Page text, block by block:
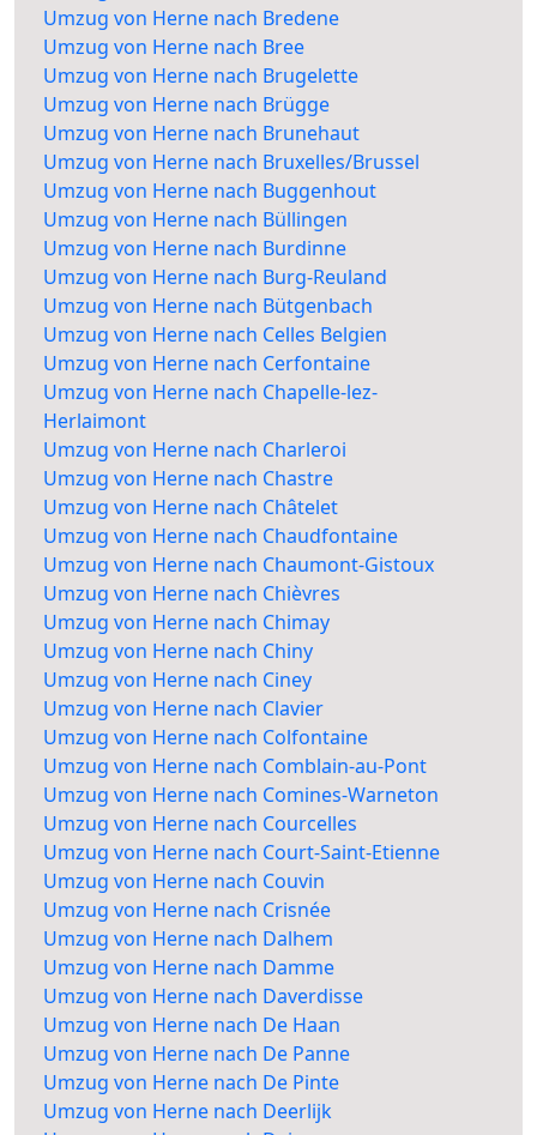
Umzug von Herne nach Bredene
Umzug von Herne nach Bree
Umzug von Herne nach Brugelette
Umzug von Herne nach Brügge
Umzug von Herne nach Brunehaut
Umzug von Herne nach Bruxelles/Brussel
Umzug von Herne nach Buggenhout
Umzug von Herne nach Büllingen
Umzug von Herne nach Burdinne
Umzug von Herne nach Burg-Reuland
Umzug von Herne nach Bütgenbach
Umzug von Herne nach Celles Belgien
Umzug von Herne nach Cerfontaine
Umzug von Herne nach Chapelle-lez-
Herlaimont
Umzug von Herne nach Charleroi
Umzug von Herne nach Chastre
Umzug von Herne nach Châtelet
Umzug von Herne nach Chaudfontaine
Umzug von Herne nach Chaumont-Gistoux
Umzug von Herne nach Chièvres
Umzug von Herne nach Chimay
Umzug von Herne nach Chiny
Umzug von Herne nach Ciney
Umzug von Herne nach Clavier
Umzug von Herne nach Colfontaine
Umzug von Herne nach Comblain-au-Pont
Umzug von Herne nach Comines-Warneton
Umzug von Herne nach Courcelles
Umzug von Herne nach Court-Saint-Etienne
Umzug von Herne nach Couvin
Umzug von Herne nach Crisnée
Umzug von Herne nach Dalhem
Umzug von Herne nach Damme
Umzug von Herne nach Daverdisse
Umzug von Herne nach De Haan
Umzug von Herne nach De Panne
Umzug von Herne nach De Pinte
Umzug von Herne nach Deerlijk